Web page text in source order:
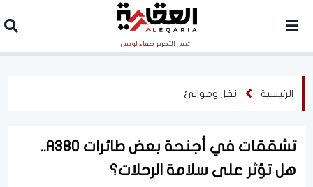
رئيس التحرير صفاء لويس
الرئيسية نقل وموانئ
تشققات في أجنحة بعض طائرات A380..
هل تؤثر على سلامة الرحلات؟